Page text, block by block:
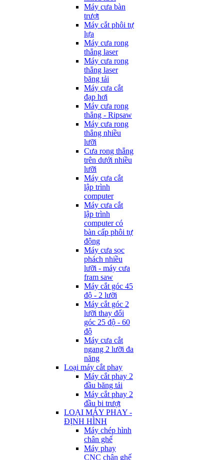
Máy cưa bàn
trượt
Máy cắt phôi tự
lựa
Máy cưa rong
thẳng laser
Máy cưa rong
thẳng laser
băng tải
Máy cưa cắt
đạp hơi
Máy cưa rong
thẳng - Ripsaw
Máy cưa rong
thẳng nhiều
lưỡi
Cưa rong thẳng
trên dưới nhiều
lưỡi
Máy cưa cắt
lập trình
computer
Máy cưa cắt
lập trình
computer có
bàn cấp phôi tự
động
Máy cưa sọc
phách nhiều
lưỡi - máy cưa
fram saw
Máy cắt góc 45
độ - 2 lưỡi
Máy cắt góc 2
lưỡi thay đổi
góc 25 độ - 60
độ
Máy cưa cắt
ngang 2 lưỡi đa
năng
Loại máy cắt phay
Máy cắt phay 2
đầu băng tải
Máy cắt phay 2
đầu bi trượt
LOẠI MÁY PHAY -
ĐỊNH HÌNH
Máy chép hình
chân ghế
Máy phay
CNC chân ghế